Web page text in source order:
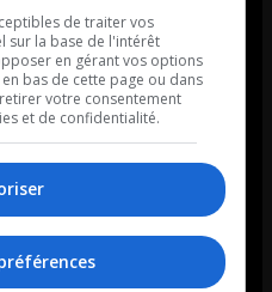
de traiter vos
sur la base de l'intérêt
en gérant vos options
bas de cette page ou dans
votre consentement
et de confidentialité.